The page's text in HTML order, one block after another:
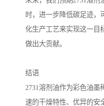
时，进一步降低碳足迹，
化生产工艺来实现这一目
做出大贡献。
结语
2731溶剂油作为彩色油
速的干燥特性、优异的安